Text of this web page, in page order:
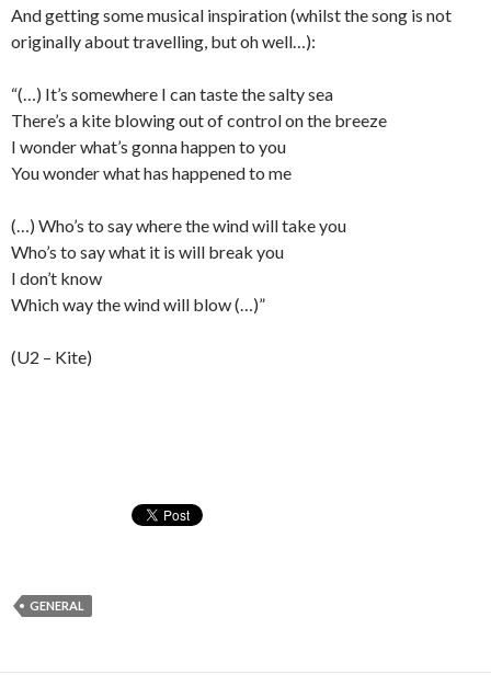
And getting some musical inspiration (whilst the song is not
originally about travelling, but oh well…):
“(…) It’s somewhere I can taste the salty sea
There’s a kite blowing out of control on the breeze
I wonder what’s gonna happen to you
You wonder what has happened to me
(…) Who’s to say where the wind will take you
Who’s to say what it is will break you
I don’t know
Which way the wind will blow (…)”
(U2 – Kite)
GENERAL